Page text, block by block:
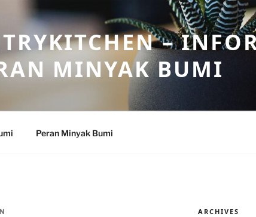
–
MINYAK BUMI
Peran Minyak Bumi
ARCHIVES